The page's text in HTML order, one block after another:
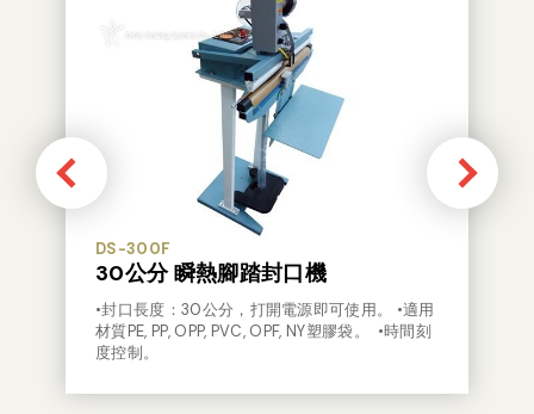
DS-300F
30公分 瞬熱腳踏封口機
•封口長度：30公分，打開電源即可使用。 •適用
材質PE, PP, OPP, PVC, OPF, NY塑膠袋。 •時間刻
度控制。